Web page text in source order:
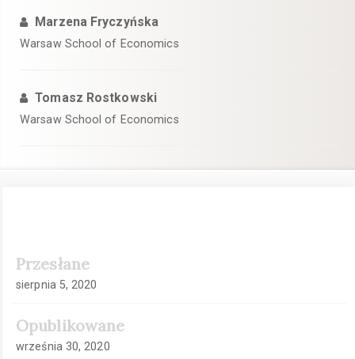
Marzena Fryczyńska
Warsaw School of Economics
Tomasz Rostkowski
Warsaw School of Economics
boczny
artykułu
Przesłane
sierpnia 5, 2020
Opublikowane
września 30, 2020